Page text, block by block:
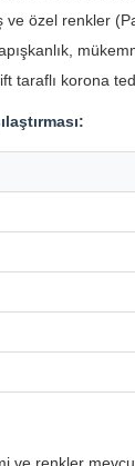
ve özel renkler
taraflı korona